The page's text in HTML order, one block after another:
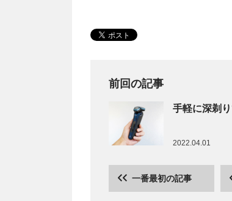
前回の記事
手軽に深剃
2022.04.01
一番最初の記事